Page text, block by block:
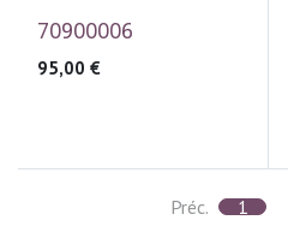
70900006
95,00 €
Préc. 1